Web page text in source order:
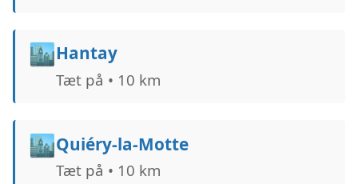
🏙️Hantay
Tæt på • 10 km
🏙️Quiéry-la-Motte
Tæt på • 10 km